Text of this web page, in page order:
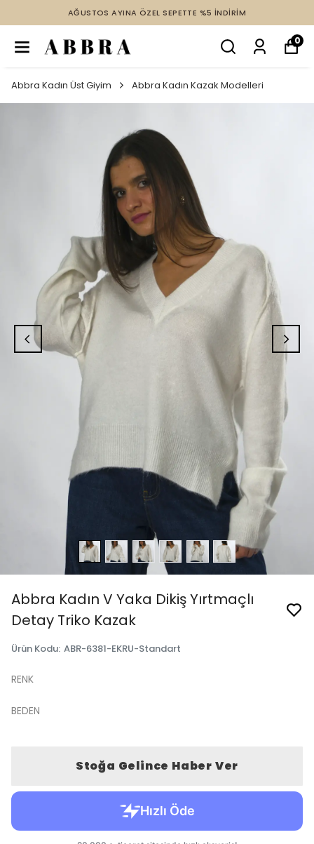
AĞUSTOS AYINA ÖZEL SEPETTE %5 İNDİRİM
0
Abbra Kadın Üst Giyim Abbra Kadın Kazak Modelleri
Abbra Kadın V Yaka Dikiş Yırtmaçlı
Detay Triko Kazak
Ürün Kodu: ABR-6381-EKRU-Standart
RENK
BEDEN
Stoğa Gelince Haber Ver